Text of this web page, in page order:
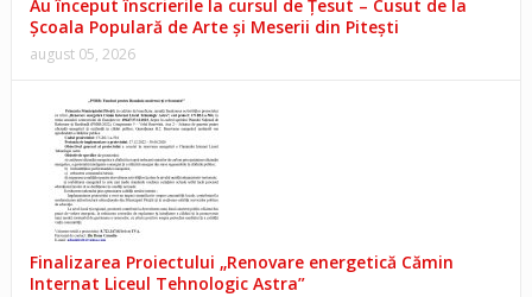
Au început înscrierile la cursul de Țesut – Cusut de la
Școala Populară de Arte și Meserii din Pitești
august 05, 2026
Finalizarea Proiectului „Renovare energetică Cămin
Internat Liceul Tehnologic Astra”